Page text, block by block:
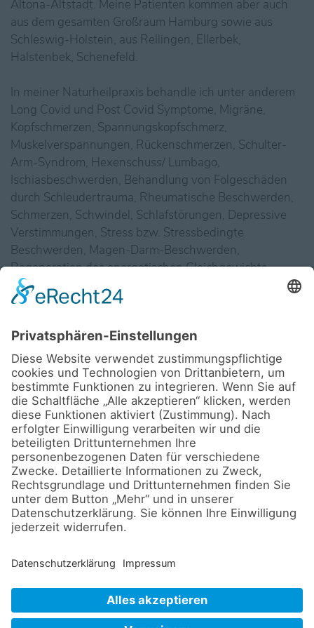
Altona-Altstadt. Meine Patienten kommen aber auch
aus dem gesamten Großraum Hamburg sowie aus
Schleswig-Holstein, aus Rellingen, Ellerbek,
Halstenbek, Schenefeld.
In meiner Naturheilpraxis behandle ich unter anderem
Long Covid und Post Covid Symptome, Migräne,
Kopfschmerzen, Spannungskopfschmerz,
Muskelverspannungen, Rückenschmerzen, Schulter-
Arm-Syndrom, Hexenschuss/ Lumbago,
Ischiasbeschwerden, Behandlung von Folgeschäden
durch Schleudertrauma, Rheumatische Beschwerden,
Schmerzen, Schwindel, Schlafstörungen, Depressive
Verstimmungen, Stress bzw. Stressbedingte
Beschwerden, Magen-Darm-Beschwerden,
Regeneration des energetischen Gleichgewichts,
Vegetative Dystonie/ Vegetative Dysbalance,
Atemwegserkrankungen,
Kreislauf-Erkrankungen.
Aktuell biete ich in meiner Naturheilpraxis u. a. folgende
Diagnosen, Heilmethoden und Therapieformen an:
Shiatsu, Ganzkörpermassagen, Rückenmassagen,
Schulter-Nacken-Massagen, Pulsationsmassage mit
dem Pneumatron 200/ Lymphdrainage, Augen- und
Irisdiagnose, Novafon, Ohrakupunktur, Homöopathie,
Bachblütentherapie, Schüßler Salze, Phytotherapie,
Medi-Taping nach Dr. Sielmann.
Copyright © 2026 Heilpraktikerin Susanne von Ahn,
Hamburg.
All Rights Reserved. | Naturheilpraxis in Hamburg |